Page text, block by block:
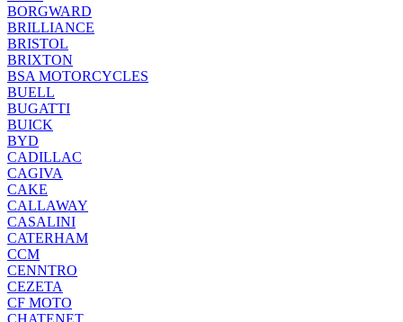
BORGWARD
BRILLIANCE
BRISTOL
BRIXTON
BSA MOTORCYCLES
BUELL
BUGATTI
BUICK
BYD
CADILLAC
CAGIVA
CAKE
CALLAWAY
CASALINI
CATERHAM
CCM
CENNTRO
CEZETA
CF MOTO
CHATENET